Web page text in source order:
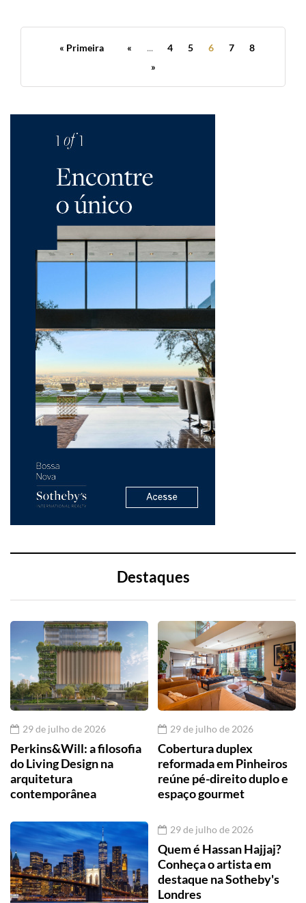
« Primeira « ... 4 5 6 7
8
»
Destaques
29 de julho de 2026
Perkins&Will: a filosofia
do Living Design na
arquitetura
contemporânea
29 de julho de 2026
Cobertura duplex
reformada em Pinheiros
reúne pé-direito duplo e
espaço gourmet
29 de julho de 2026
Quem é Hassan Hajjaj?
Conheça o artista em
destaque na Sotheby's
Londres